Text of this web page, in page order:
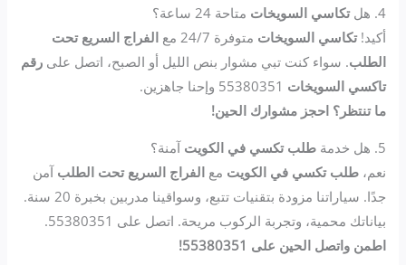
4. هل تكاسي السويخات متاحة 24 ساعة؟
أكيد!تكاسي السويخات متوفرة 24/7 مع
الفراج السريع تحت
الطلب. سواء كنت تبي مشوار بنص الليل أو الصبح، اتصل علىرقم
تاكسي السويخات
ما تنتظر؟ احجز مشوارك الحين!
5. هل خدمة طلب تكسي في الكويت آمنة؟
نعم،طلب تكسي في الكويت معالفراج السريع تحت الطلب آمن
جدًا. سياراتنا مزودة بتقنيات تتبع، وسواقينا مدربين بخبرة 20 سنة.
بياناتك محمية، وتجربة الركوب مريحة. اتصل على 55380351.
اطمن واتصل الحين على 55380351!